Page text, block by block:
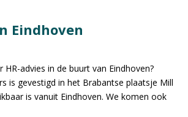
Eindhoven
HR-advies in de buurt van Eindhoven?
is gevestigd in het Brabantse plaatsje Mill
is vanuit Eindhoven. We komen ook